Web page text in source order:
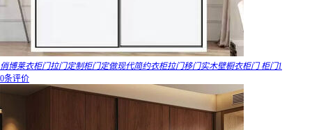
俏博莱衣柜门拉门定制柜门定做现代简约衣柜拉门移门实木壁橱衣柜门 柜门1
0条评价